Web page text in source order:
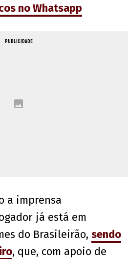
no Whatsapp
PUBLICIDADE
a imprensa
já está em
do Brasileirão, sendo
, que, com apoio de